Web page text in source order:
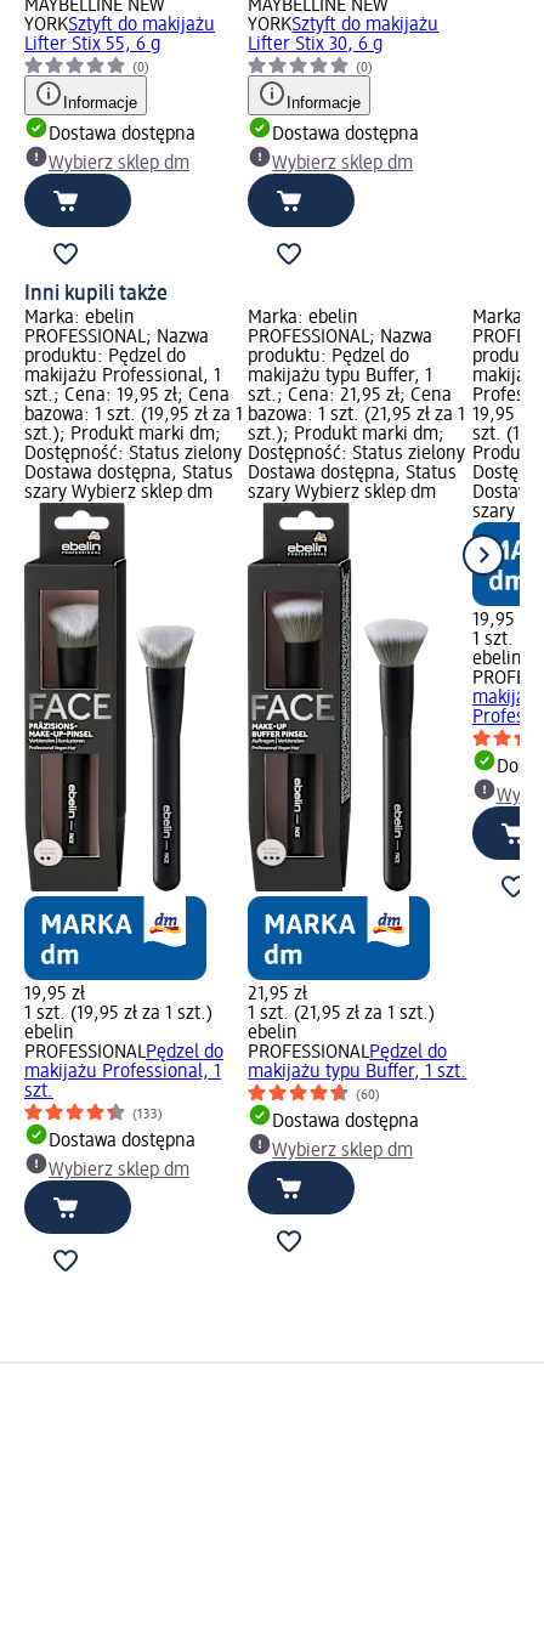
MAYBELLINE NEW
YORKSztyft do makijażu
Lifter Stix 55, 6 g
(0)
Informacje
Dostawa dostępna
Wybierz sklep dm
MAYBELLINE NEW
YORKSztyft do makijażu
Lifter Stix 30, 6 g
(0)
Informacje
Dostawa dostępna
Wybierz sklep dm
Inni kupili także
Marka: ebelin
PROFESSIONAL; Nazwa
produktu: Pędzel do
makijażu Professional, 1
szt.; Cena: 19,95 zł; Cena
bazowa: 1 szt. (19,95 zł za 1
szt.); Produkt marki dm;
Dostępność: Status zielony
Dostawa dostępna, Status
szary Wybierz sklep dm
19,95 zł
1 szt. (19,95 zł za 1 szt.)
ebelin
PROFESSIONALPędzel do
makijażu Professional, 1
szt.
(133)
Dostawa dostępna
Wybierz sklep dm
Marka: ebelin
PROFESSIONAL; Nazwa
produktu: Pędzel do
makijażu typu Buffer, 1
szt.; Cena: 21,95 zł; Cena
bazowa: 1 szt. (21,95 zł za 1
szt.); Produkt marki dm;
Dostępność: Status zielony
Dostawa dostępna, Status
szary Wybierz sklep dm
21,95 zł
1 szt. (21,95 zł za 1 szt.)
ebelin
PROFESSIONALPędzel do
makijażu typu Buffer, 1 szt.
(60)
Dostawa dostępna
Wybierz sklep dm
Marka:
19,95
szt.
Produkt
szary
19,95 zł
1 szt.
ebelin